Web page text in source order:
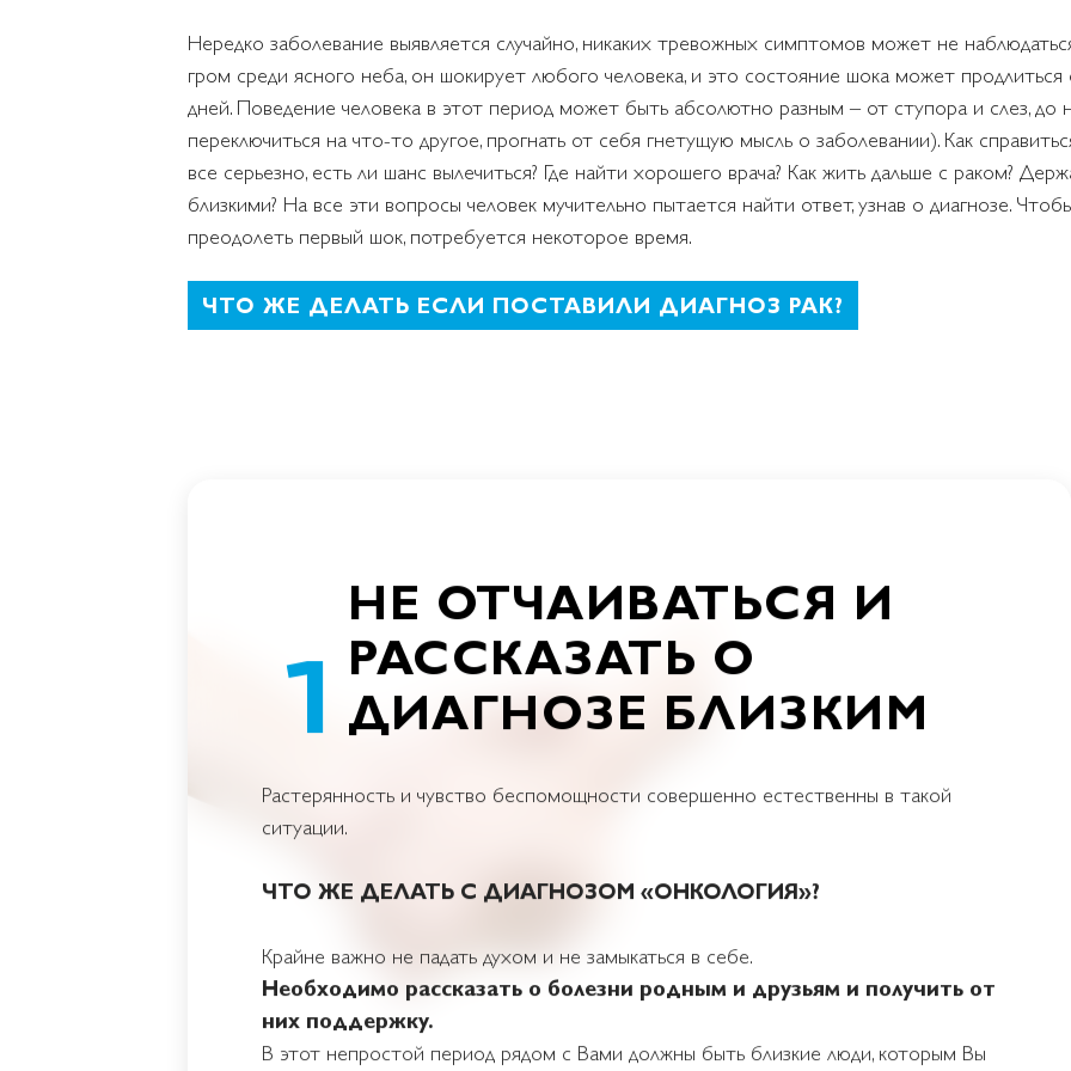
Нередко заболевание выявляется случайно, никаких тревожных симптомов может не
гром среди ясного неба, он шокирует любого человека, и это состояние шока может продлиться
дней. Поведение человека в этот период может быть абсолютно разным – от ступора и слез, до
переключиться на что-то другое, прогнать от себя гнетущую мысль о заболевании). Как
все серьезно, есть ли шанс вылечиться? Где найти хорошего врача? Как жить дальше с раком?
близкими? На все эти вопросы человек мучительно пытается найти ответ, узнав о диагнозе.
преодолеть первый шок, потребуется некоторое время.
ЧТО ЖЕ ДЕЛАТЬ ЕСЛИ ПОСТАВИЛИ ДИАГНОЗ РАК?
НЕ ОТЧАИВАТЬСЯ И
РАССКАЗАТЬ О
ДИАГНОЗЕ БЛИЗКИМ
Растерянность и чувство беспомощности совершенно естественны в такой
ситуации.
ЧТО ЖЕ ДЕЛАТЬ С ДИАГНОЗОМ «ОНКОЛОГИЯ»?
Крайне важно не падать духом и не замыкаться в себе.
Необходимо рассказать о болезни родным и друзьям и получить от
них поддержку.
В этот непростой период рядом с Вами должны быть близкие люди, которым Вы